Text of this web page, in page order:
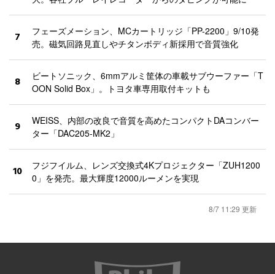
7
フェーズメーション、MCカートリッジ「PP-2200」9/10発
売。磁気回路見直しやチタンボディ新採用で音質強化
8
ビートソニック、6mmアルミ筐体の車載サブウーファー「T
OON Solid Box」。トヨタ車専用取付キットも
9
WEISS、内部の改良で音質を高めたコンパクトDAコンバー
ター「DAC205-MK2」
10
フジフイルム、レンズ交換式4Kプロジェクター「ZUH1200
0」を発売。最大輝度12000ルーメンを実現
8/7 11:29 更新